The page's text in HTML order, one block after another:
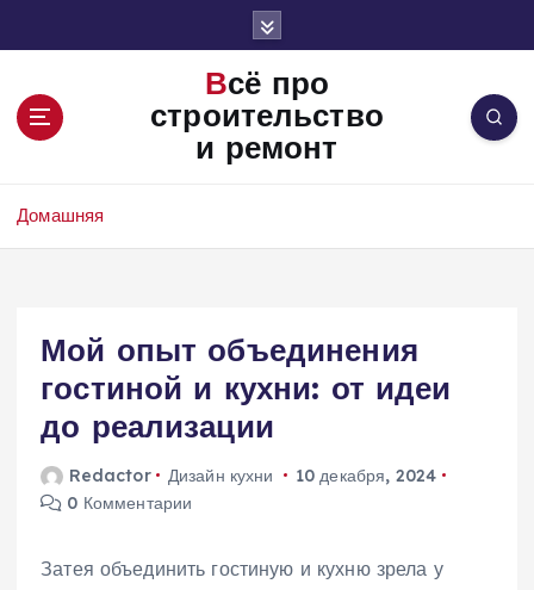
Всё про
строительство
и ремонт
Домашняя
Мой опыт объединения
гостиной и кухни: от идеи
до реализации
Redactor Дизайн кухни
10 декабря, 2024
0 Комментарии
Затея объединить гостиную и кухню зрела у